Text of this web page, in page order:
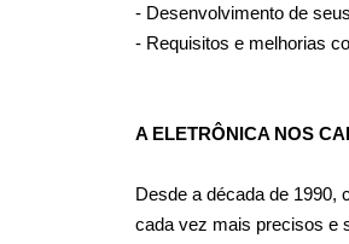
- Desenvolvimento de
- Requisitos e melhorias
A ELETRÔNICA NOS
Desde a década de 1990,
cada vez mais precisos e